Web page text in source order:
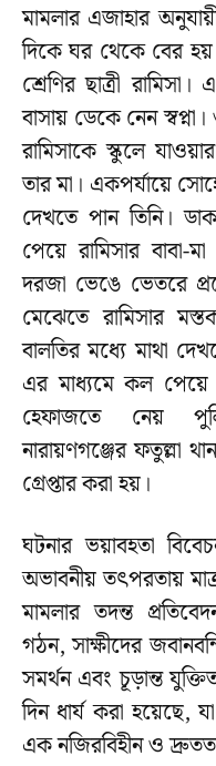
মামলার এজাহার
দিকে ঘর থেকে বের হয়
শ্রেণির ছাত্রী
বাসায় ডেকে নেন
রামিসাকে স্কুলে
তার মা। একপর্যায়ে
দেখতে পান তিনি।
পেয়ে রামিসার বাবা-
দরজা ভেঙে ভেতরে
মেঝেতে রামিসার
বালতির মধ্যে মাথা
এর মাধ্যমে কল পেয়ে
হেফাজতে নেয়
নারায়ণগঞ্জের ফতুল্লা
গ্রেপ্তার করা হয়।
ঘটনার ভয়াবহতা
অভাবনীয় তৎপরতায়
মামলার তদন্ত
গঠন, সাক্ষীদের
সমর্থন এবং চূড়ান্ত
দিন ধার্য করা হয়েছে,
এক নজিরবিহীন ও